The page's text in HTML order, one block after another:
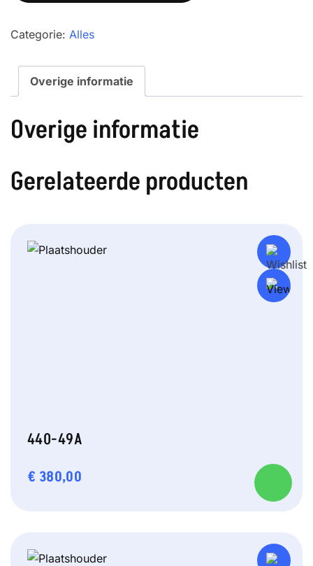
Categorie: Alles
Overige informatie
Overige informatie
Gerelateerde producten
440-49A
€ 380,00